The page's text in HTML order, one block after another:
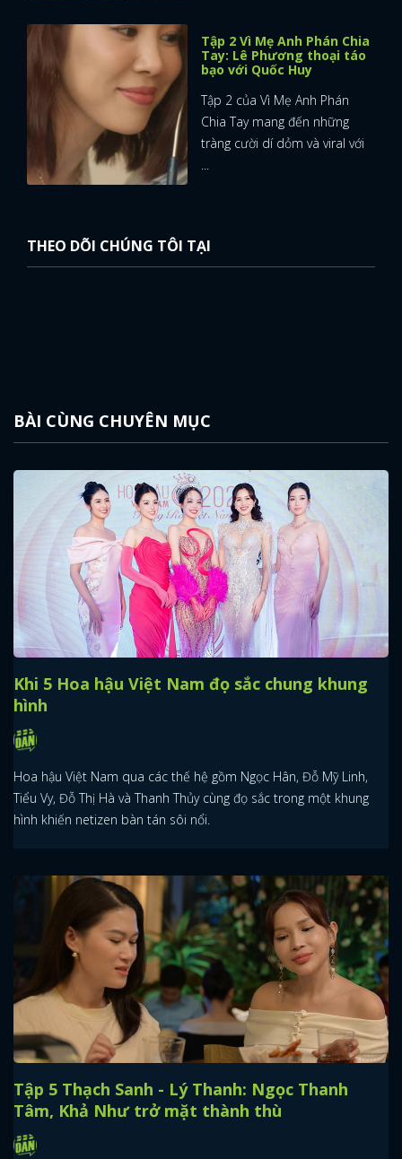
Tập 2 Vì Mẹ Anh Phán Chia
Tay: Lê Phương thoại táo
bạo với Quốc Huy
Tập 2 của Vì Mẹ Anh Phán
Chia Tay mang đến những
tràng cười dí dỏm và viral với
...
THEO DÕI CHÚNG TÔI TẠI
BÀI CÙNG CHUYÊN MỤC
Khi 5 Hoa hậu Việt Nam đọ sắc chung khung
hình
Hoa hậu Việt Nam qua các thế hệ gồm Ngọc Hân, Đỗ Mỹ Linh,
Tiểu Vy, Đỗ Thị Hà và Thanh Thủy cùng đọ sắc trong một khung
hình khiến netizen bàn tán sôi nổi.
Tập 5 Thạch Sanh - Lý Thanh: Ngọc Thanh
Tâm, Khả Như trở mặt thành thù